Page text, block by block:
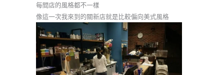
每間店的風格都不一樣
像這一次我來到的關新店就是比較偏向美式風格